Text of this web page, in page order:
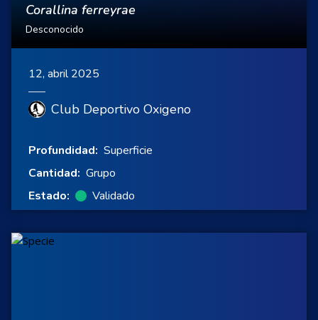
Corallina ferreyrae
Desconocido
12, abril 2025
Club Deportivo Oxigeno
Profundidad: Superficie
Cantidad: Grupo
Estado:
Validado